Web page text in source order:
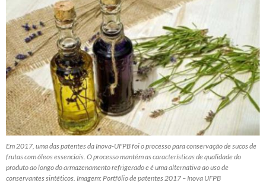
Em 2017, uma das patentes da Inova-UFPB foi o processo para conservação de sucos de
frutas com óleos essenciais. O processo mantém as características de qualidade do
produto ao longo do armazenamento refrigerado e é uma alternativa ao uso de
conservantes sintéticos. Imagem: Portfólio de patentes 2017 – Inova UFPB